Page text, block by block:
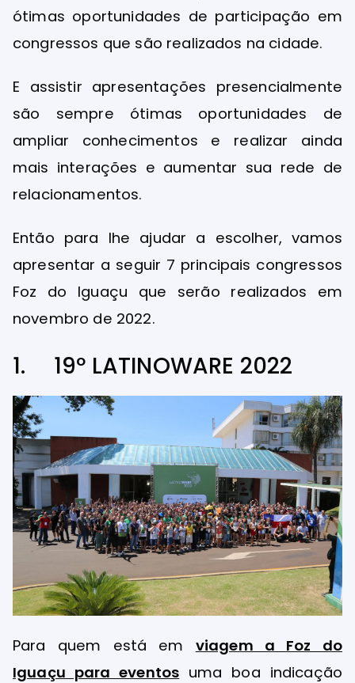
ótimas oportunidades de participação em
congressos que são realizados na cidade.
E assistir apresentações presencialmente
são sempre ótimas oportunidades de
ampliar conhecimentos e realizar ainda
mais interações e aumentar sua rede de
relacionamentos.
Então para lhe ajudar a escolher, vamos
apresentar a seguir 7 principais congressos
Foz do Iguaçu que serão realizados em
novembro de 2022.
1. 19º LATINOWARE 2022
Para quem está em viagem a Foz do
Iguaçu para eventos uma boa indicação